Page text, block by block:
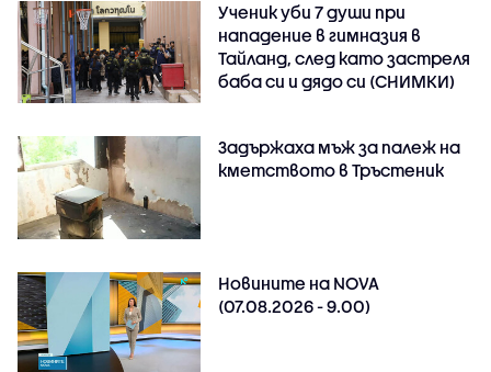
Ученик уби 7 души при
нападение в гимназия в
Тайланд, след като застреля
баба си и дядо си (СНИМКИ)
Задържаха мъж за палеж на
кметството в Тръстеник
Новините на NOVA
(07.08.2026 - 9.00)